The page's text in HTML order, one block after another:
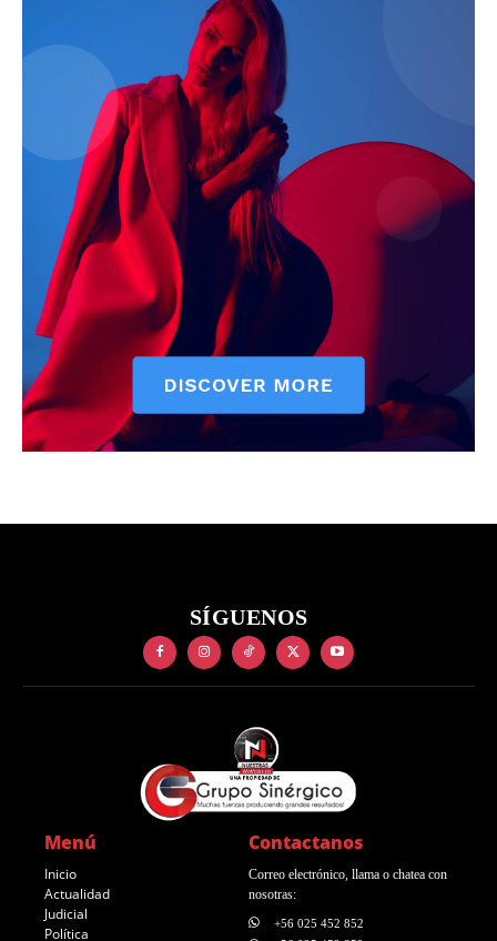
SÍGUENOS
Menú
Inicio
Actualidad
Judicial
Política
Contactanos
Correo electrónico, llama o chatea con
nosotras:
+56 025 452 852